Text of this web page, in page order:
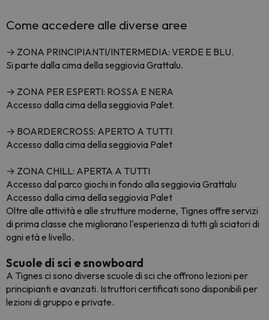
Come accedere alle diverse aree
→ ZONA PRINCIPIANTI/INTERMEDIA: VERDE E BLU.
Si parte dalla cima della seggiovia Grattalu.
→ ZONA PER ESPERTI: ROSSA E NERA
Accesso dalla cima della seggiovia Palet.
→ BOARDERCROSS: APERTO A TUTTI
Accesso dalla cima della seggiovia Palet
→ ZONA CHILL: APERTA A TUTTI
Accesso dal parco giochi in fondo alla seggiovia Grattalu
Accesso dalla cima della seggiovia Palet
Oltre alle attività e alle strutture moderne, Tignes offre servizi
di prima classe che migliorano l'esperienza di tutti gli sciatori di
ogni età e livello.
Scuole di sci e snowboard
A Tignes ci sono diverse scuole di sci che offrono lezioni per
principianti e avanzati. Istruttori certificati sono disponibili per
lezioni di gruppo e private.